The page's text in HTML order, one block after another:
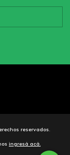
reservados.
ingresá acá.